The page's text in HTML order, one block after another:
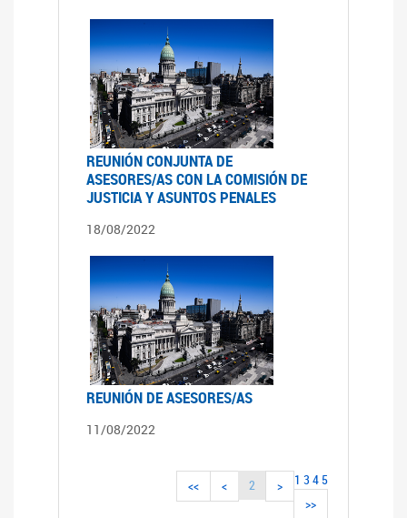
REUNIÓN CONJUNTA DE
ASESORES/AS CON LA COMISIÓN DE
JUSTICIA Y ASUNTOS PENALES
18/08/2022
REUNIÓN DE ASESORES/AS
11/08/2022
<< < 1
2 3 4 5
>
>>